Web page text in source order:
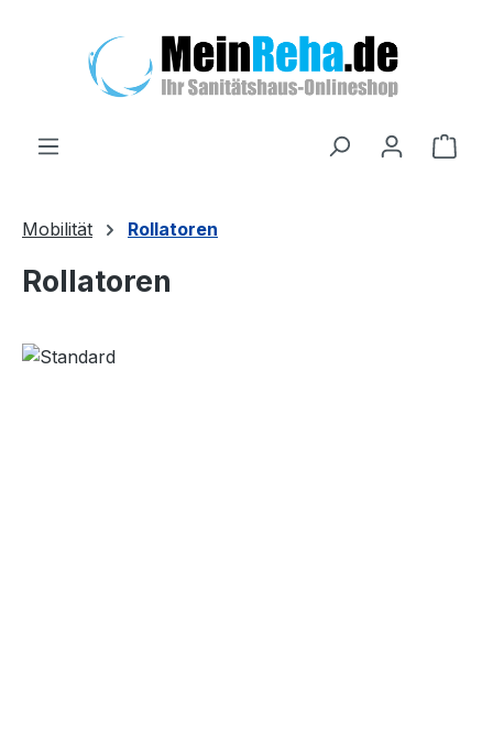
Mobilität Rollatoren
Rollatoren